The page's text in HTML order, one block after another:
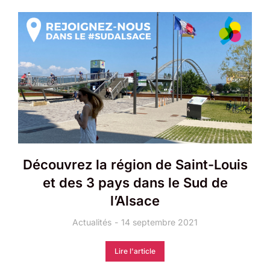
Découvrez la région de Saint-Louis
et des 3 pays dans le Sud de
l’Alsace
Actualités 14 septembre 2021
Lire l'article